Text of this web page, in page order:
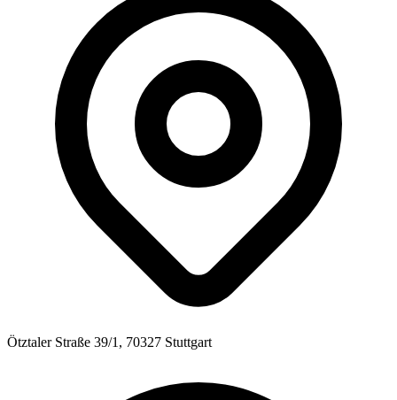
Ötztaler Straße 39/1, 70327 Stuttgart